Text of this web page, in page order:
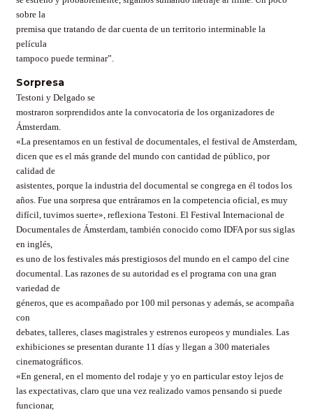
sobre la
premisa que tratando de dar cuenta de un territorio interminable la
película
tampoco puede terminar”.
Sorpresa
Testoni y Delgado se
mostraron sorprendidos ante la convocatoria de los organizadores de
Ámsterdam.
«La presentamos en un festival de documentales, el festival de Amsterdam,
dicen que es el más grande del mundo con cantidad de público, por
calidad de
asistentes, porque la industria del documental se congrega en él todos los
años. Fue una sorpresa que entráramos en la competencia oficial, es muy
difícil, tuvimos suerte», reflexiona Testoni. El Festival Internacional de
Documentales de Ámsterdam, también conocido como IDFA por sus siglas
en inglés,
es uno de los festivales más prestigiosos del mundo en el campo del cine
documental. Las razones de su autoridad es el programa con una gran
variedad de
géneros, que es acompañado por 100 mil personas y además, se acompaña
con
debates, talleres, clases magistrales y estrenos europeos y mundiales. Las
exhibiciones se presentan durante 11 días y llegan a 300 materiales
cinematográficos.
«En general, en el momento del rodaje y yo en particular estoy lejos de
las expectativas, claro que una vez realizado vamos pensando si puede
funcionar,